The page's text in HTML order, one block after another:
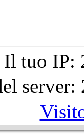
Il tuo IP: